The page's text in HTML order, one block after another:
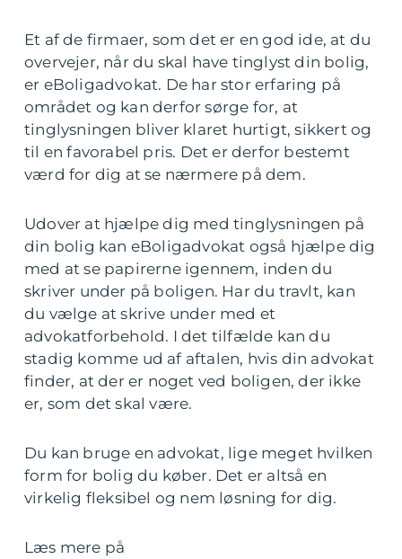
Et af de firmaer, som det er en god ide, at du
overvejer, når du skal have tinglyst din bolig,
er eBoligadvokat. De har stor erfaring på
området og kan derfor sørge for, at
tinglysningen bliver klaret hurtigt, sikkert og
til en favorabel pris. Det er derfor bestemt
værd for dig at se nærmere på dem.
Udover at hjælpe dig med tinglysningen på
din bolig kan eBoligadvokat også hjælpe dig
med at se papirerne igennem, inden du
skriver under på boligen. Har du travlt, kan
du vælge at skrive under med et
advokatforbehold. I det tilfælde kan du
stadig komme ud af aftalen, hvis din advokat
finder, at der er noget ved boligen, der ikke
er, som det skal være.
Du kan bruge en advokat, lige meget hvilken
form for bolig du køber. Det er altså en
virkelig fleksibel og nem løsning for dig.
Læs mere på